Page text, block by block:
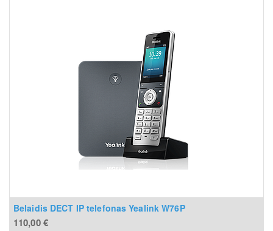
Belaidis DECT IP telefonas Yealink W76P
110,00€